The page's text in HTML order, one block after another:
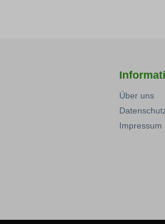
Über uns
Impressum